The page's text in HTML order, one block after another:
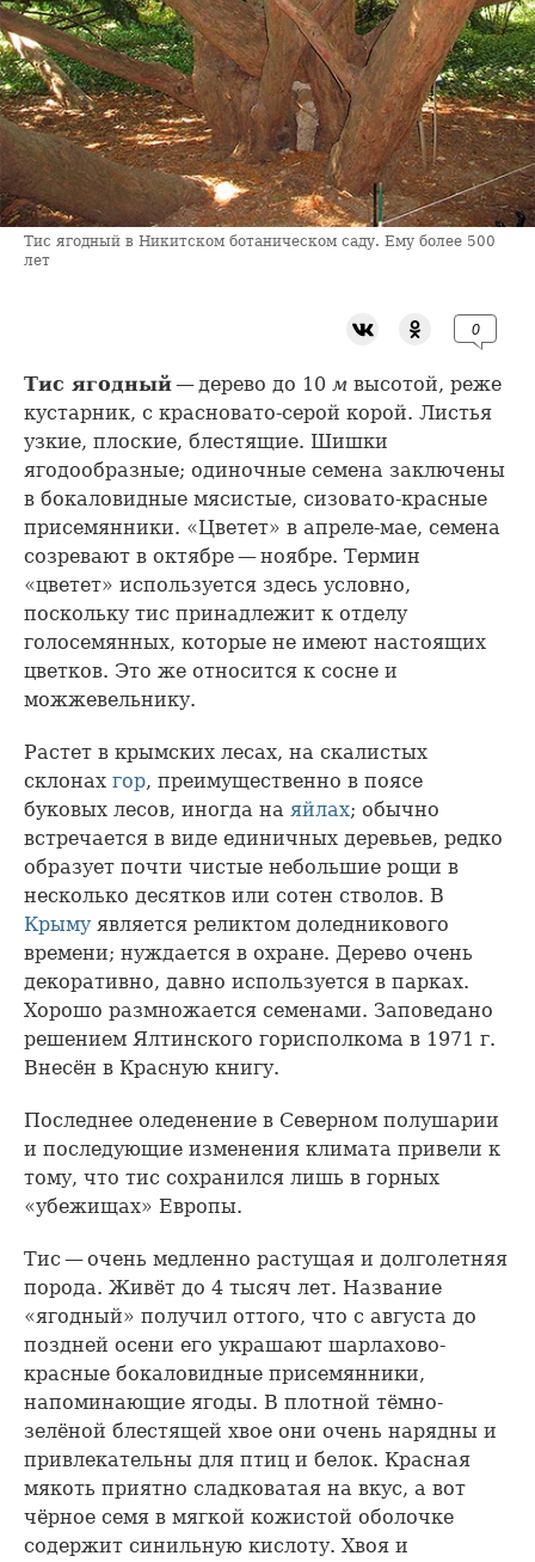
Тис ягодный в Никитском ботаническом саду. Ему более 500
лет
0
Тис ягодный— дерево до 10 м высотой, реже
кустарник, с красновато-серой корой. Листья
узкие, плоские, блестящие. Шишки
ягодообразные; одиночные семена заключены
в бокаловидные мясистые, сизовато-красные
присемянники. «Цветет» в апреле-мае, семена
созревают в октябре — ноябре. Термин
«цветет» используется здесь условно,
поскольку тис принадлежит к отделу
голосемянных, которые не имеют настоящих
цветков. Это же относится к сосне и
можжевельнику.
Растет в крымских лесах, на скалистых
склонах гор, преимущественно в поясе
буковых лесов, иногда на яйлах; обычно
встречается в виде единичных деревьев, редко
образует почти чистые небольшие рощи в
несколько десятков или сотен стволов. В
Крымуявляется реликтом доледникового
времени; нуждается в охране. Дерево очень
декоративно, давно используется в парках.
Хорошо размножается семенами. Заповедано
решением Ялтинского горисполкома в 1971 г.
Внесён в Красную книгу.
Последнее оледенение в Северном полушарии
и последующие изменения климата привели к
тому, что тис сохранился лишь в горных
«убежищах» Европы.
Тис — очень медленно растущая и долголетняя
порода. Живёт до 4 тысяч лет. Название
«ягодный» получил оттого, что с августа до
поздней осени его украшают шарлахово-
красные бокаловидные присемянники,
напоминающие ягоды. В плотной тёмно-
зелёной блестящей хвое они очень нарядны и
привлекательны для птиц и белок. Красная
мякоть приятно сладковатая на вкус, а вот
чёрное семя в мягкой кожистой оболочке
содержит синильную кислоту. Хвоя и